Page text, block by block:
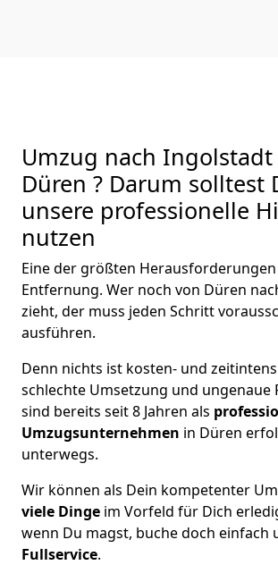
Umzug nach Ingolstadt
Düren ? Darum solltest
unsere professionelle
nutzen
Eine der größten
Entfernung. Wer noch von Düren
zieht, der muss jeden Schritt
ausführen.
Denn nichts ist kosten- und
schlechte Umsetzung und ungenaue
sind bereits seit 8 Jahren als
Umzugsunternehmen in Düren
unterwegs.
Wir können als Dein kompetenter
viele Dinge im Vorfeld für Dich
wenn Du magst, buche doch einfach
Fullservice.